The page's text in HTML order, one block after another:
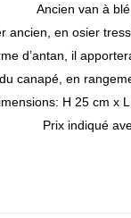
Ancien van à
ancien, en osier
d’antan, il
canapé, en
H 25 cm x
Prix indiqué